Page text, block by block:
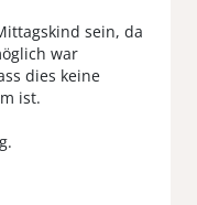
sein, da
war
dies keine
ist.